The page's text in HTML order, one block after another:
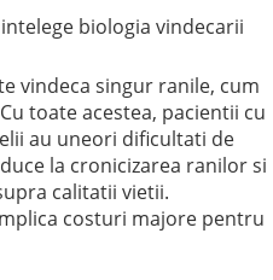
vindeca singur ranile, cum
toate acestea, pacientii cu
au uneori dificultati de
la cronicizarea ranilor si
calitatii vietii.
costuri majore pentru